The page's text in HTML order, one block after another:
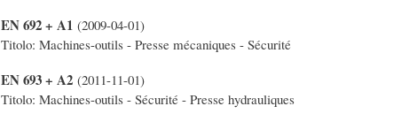
EN 692 + A1 (2009-04-01)
Titolo: Machines-outils - Presse mécaniques - Sécurité
EN 693 + A2 (2011-11-01)
Titolo: Machines-outils - Sécurité - Presse hydrauliques